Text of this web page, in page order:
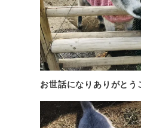
お世話になりありがと